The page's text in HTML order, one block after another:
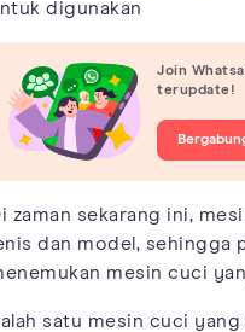
digunakan
Join
terupdate!
zaman sekarang ini,
dan model, sehingga
mesin cuci
satu mesin cuci